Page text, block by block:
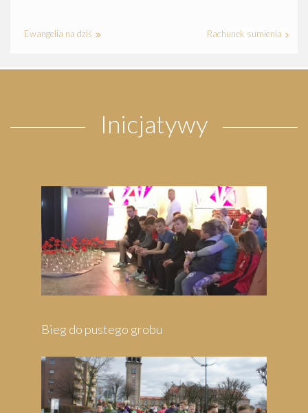
Ewangelia na dziś Rachunek sumienia
Inicjatywy